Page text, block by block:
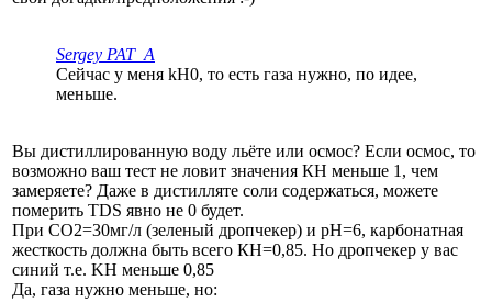
Sergey PAT_A
Сейчас у меня kH0, то есть газа нужно, по идее,
меньше.
Вы дистиллированную воду льёте или осмос? Если осмос, то
возможно ваш тест не ловит значения КН меньше 1, чем
замеряете? Даже в дистилляте соли содержаться, можете
померить TDS явно не 0 будет.
При СО2=30мг/л (зеленый дропчекер) и рН=6, карбонатная
жесткость должна быть всего КН=0,85. Но дропчекер у вас
синий т.е. KH меньше 0,85
Да, газа нужно меньше, но: